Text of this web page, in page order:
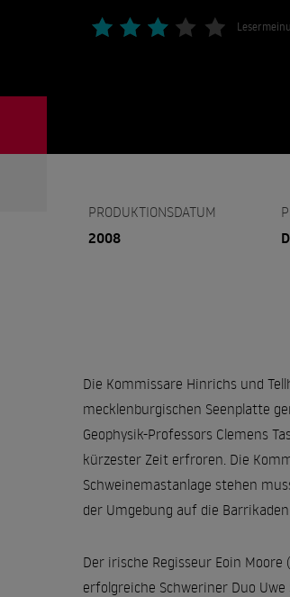
PRODUKTIONSDATUM
2008
Die Kommissare Hinrichs und
mecklenburgischen Seenplatte
Geophysik-Professors Clemens
kürzester Zeit erfroren. Die
Schweinemastanlage stehen
der Umgebung auf die
Der irische Regisseur Eoin Moore
erfolgreiche Schweriner Duo